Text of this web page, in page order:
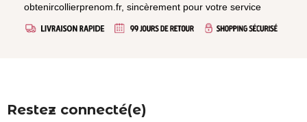
obtenircollierprenom.fr, sincèrement pour votre service
Restez connecté(e)